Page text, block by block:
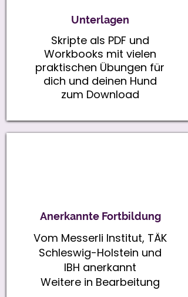
Unterlagen
Skripte als PDF und
Workbooks mit vielen
praktischen Übungen für
dich und deinen Hund
zum Download
Anerkannte Fortbildung
Vom Messerli Institut, TÄK
Schleswig-Holstein und
IBH anerkannt
Weitere in Bearbeitung